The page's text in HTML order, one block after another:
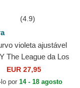
(4.9)
violeta ajustável
The League da Los
Lakers NBA da New
EUR 27,95
por 14 - 18 agosto